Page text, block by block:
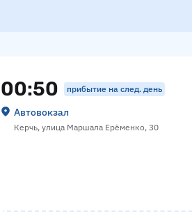
00:50 прибытие на след. день
Автовокзал
Керчь, улица Маршала Ерёменко, 30